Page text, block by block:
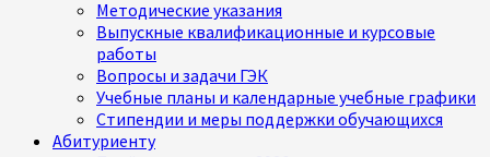
Методические указания
Выпускные квалификационные и курсовые
работы
Вопросы и задачи ГЭК
Учебные планы и календарные учебные графики
Стипендии и меры поддержки обучающихся
Абитуриенту